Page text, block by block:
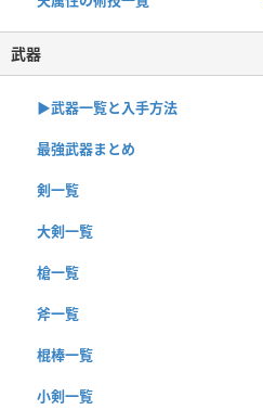
武器
▶︎武器一覧と入手方法
最強武器まとめ
剣一覧
大剣一覧
槍一覧
斧一覧
棍棒一覧
小剣一覧